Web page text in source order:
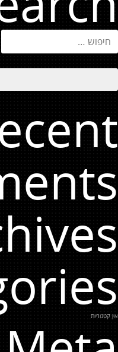
חיפוש:
אין קטגוריות